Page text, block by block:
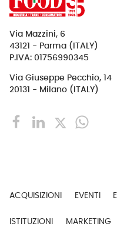
Via Mazzini, 6
43121 - Parma (ITALY)
P.IVA: 01756990345
Via Giuseppe Pecchio, 14
20131 - Milano (ITALY)
ACQUISIZIONI EVENTI
ISTITUZIONI MARKETING